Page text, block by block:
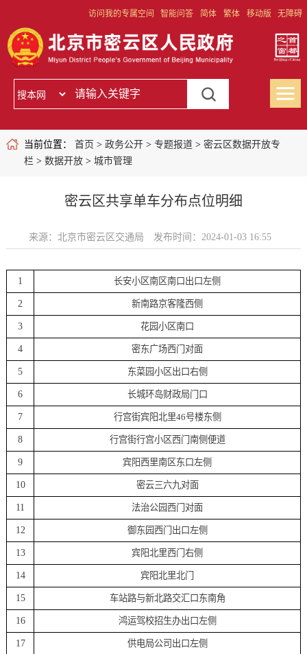
访问我的专属空间 智能问答 简体 繁体 移动版 无障碍
当前位置： 首页 > 政务公开> 专题报道> 密云区数据开放专
栏 > 数据开放> 城市管理
密云区共享单车分布点位明细
来源：北京市密云区交通局 发布时间：2024-01-03 16:55
1 长安小区南区南口出口左侧
2 新南路京客隆西侧
3 花园小区南口
4 密东广场西门对面
5 东菜园小区出口右侧
6 长城环岛财政局门口
7 行宫街宾阳北里46号楼东侧
8 行宫街行宫小区西门南侧便道
9 宾阳西里南区东口左侧
10 密云三六九对面
11 法治公园西门对面
12 御东园西门出口左侧
13 宾阳北里西门右侧
14 宾阳北里北门
15 车站路与新北路交汇口东南角
16 鸿运驾校招生办出口左侧
17 供电局公司出口左侧